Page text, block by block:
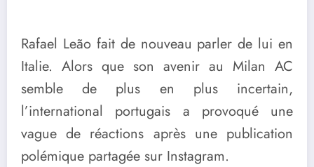
Rafael Leão fait de nouveau parler de lui en
Italie. Alors que son avenir au Milan AC
semble de plus en plus incertain,
l’international portugais a provoqué une
vague de réactions après une publication
polémique partagée sur Instagram.